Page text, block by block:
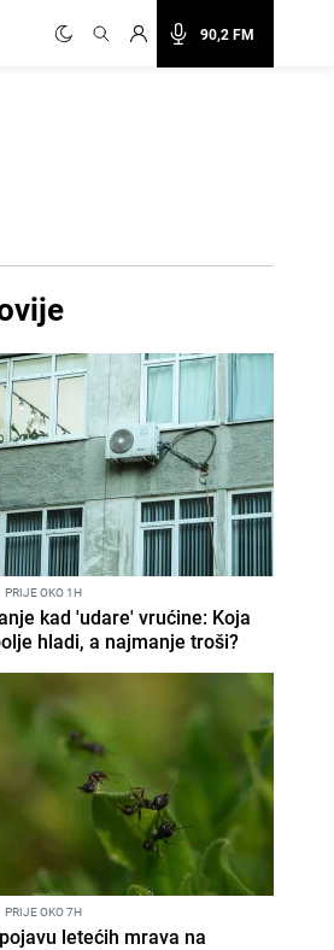
90,2 FM
PRIJE OKO 1H
kad 'udare' vrućine: Koja
hladi, a najmanje troši?
PRIJE OKO 7H
letećih mrava na